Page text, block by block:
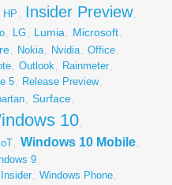
HP , Insider Preview,
, LG, Lumia, Microsoft,
, Nokia, Nvidia, Office,
, Outlook, Rainmeter,
5, Release Preview,
, Surface,
10,
, Windows 10 Mobile,
9,
, Windows Phone,